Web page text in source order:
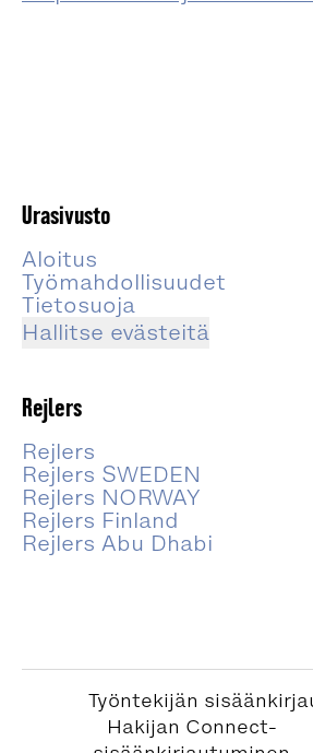
Urasivusto
Aloitus
Työmahdollisuudet
Tietosuoja
Hallitse evästeitä
Rejlers
Rejlers
Rejlers SWEDEN
Rejlers NORWAY
Rejlers Finland
Rejlers Abu Dhabi
Työntekijän
Hakijan Connect-